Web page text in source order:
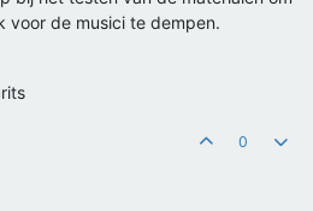
voor de musici te dempen.
0